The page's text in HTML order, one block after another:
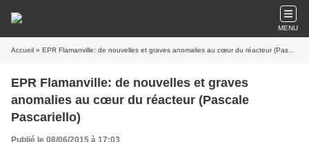
MENU
Accueil » EPR Flamanville: de nouvelles et graves anomalies au cœur du réacteur (Pascale Pascariello)
EPR Flamanville: de nouvelles et graves
anomalies au cœur du réacteur (Pascale
Pascariello)
Publié le 08/06/2015 à 17:03